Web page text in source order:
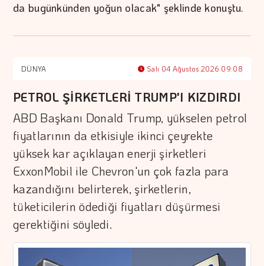
da bugünkünden yoğun olacak" şeklinde konuştu.
DÜNYA Salı 04 Ağustos 2026 09:08
PETROL ŞİRKETLERİ TRUMP'I KIZDIRDI
ABD Başkanı Donald Trump, yükselen petrol
fiyatlarının da etkisiyle ikinci çeyrekte
yüksek kar açıklayan enerji şirketleri
ExxonMobil ile Chevron'un çok fazla para
kazandığını belirterek, şirketlerin,
tüketicilerin ödediği fiyatları düşürmesi
gerektiğini söyledi.